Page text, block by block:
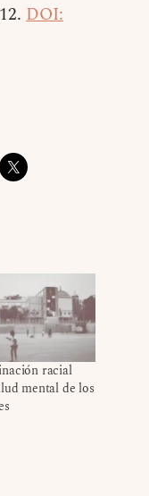
DOI:
racial
mental de los